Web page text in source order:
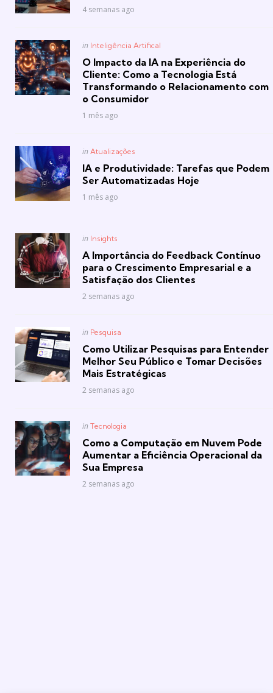
4 semanas ago
Posted
in Inteligência Artifical
O Impacto da IA na Experiência do
Cliente: Como a Tecnologia Está
Transformando o Relacionamento com
o Consumidor
1 mês ago
Posted
in Atualizações
IA e Produtividade: Tarefas que Podem
Ser Automatizadas Hoje
1 mês ago
Posted
in Insights
A Importância do Feedback Contínuo
para o Crescimento Empresarial e a
Satisfação dos Clientes
2 semanas ago
Posted
in Pesquisa
Como Utilizar Pesquisas para Entender
Melhor Seu Público e Tomar Decisões
Mais Estratégicas
2 semanas ago
Posted
in Tecnologia
Como a Computação em Nuvem Pode
Aumentar a Eficiência Operacional da
Sua Empresa
2 semanas ago